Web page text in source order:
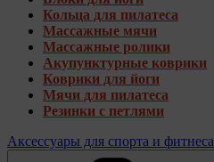
Кольца для пилатеса
Массажные мячи
Массажные ролики
Акупунктурные коврики
Коврики для йоги
Мячи для пилатеса
Резинки с петлями
Аксессуары для спорта и фитнеса